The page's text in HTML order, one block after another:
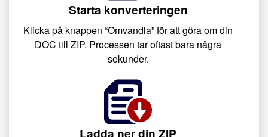
Starta konverteringen
Klicka på knappen “Omvandla” för att göra om din
DOC till ZIP. Processen tar oftast bara några
sekunder.
Ladda ner din ZIP